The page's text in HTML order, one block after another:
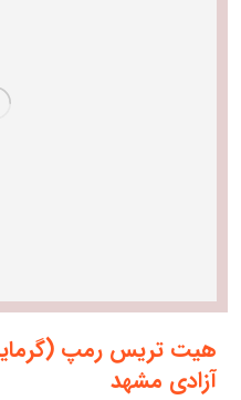
هیت تریس رمپ
آزادی مشهد